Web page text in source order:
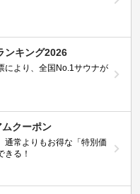
ンキング2026
により、全国No.1サウナが
クーポン
常よりもお得な「特別価
きる！